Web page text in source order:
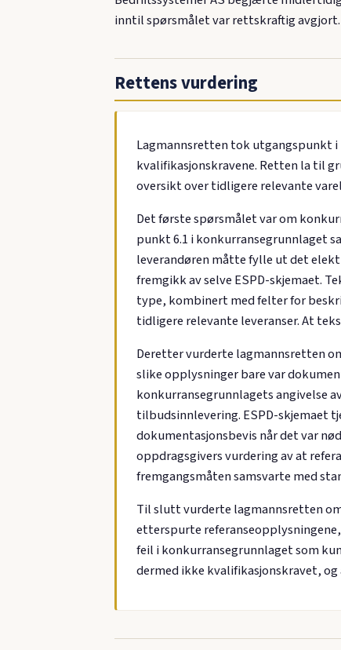
inntil spørsmålet var rettskraftig avgjort.
Rettens vurdering
Lagmannsretten tok utgangspunkt i
kvalifikasjonskravene. Retten la til
oversikt over tidligere relevante
Det første spørsmålet var om
punkt 6.1 i konkurransegrunnlaget
leverandøren måtte fylle ut det
fremgikk av selve ESPD-skjemaet.
type, kombinert med felter for
tidligere relevante leveranser. At
Deretter vurderte lagmannsretten
slike opplysninger bare var
konkurransegrunnlagets angivelse
tilbudsinnlevering. ESPD-skjemaet
dokumentasjonsbevis når det var
oppdragsgivers vurdering av at
fremgangsmåten samsvarte med
Til slutt vurderte lagmannsretten
etterspurte
feil i konkurransegrunnlaget som
dermed ikke kvalifikasjonskravet,